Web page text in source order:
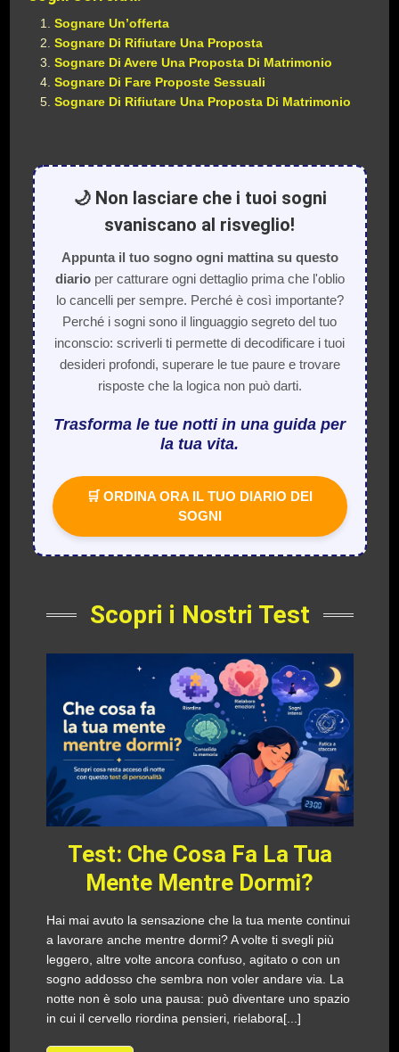
Sognare Un’offerta
Sognare Di Rifiutare Una Proposta
Sognare Di Avere Una Proposta Di Matrimonio
Sognare Di Fare Proposte Sessuali
Sognare Di Rifiutare Una Proposta Di Matrimonio
🌙 Non lasciare che i tuoi sogni
svaniscano al risveglio!
Appunta il tuo sogno ogni mattina su questo
diarioper catturare ogni dettaglio prima che l'oblio
lo cancelli per sempre. Perché è così importante?
Perché i sogni sono il linguaggio segreto del tuo
inconscio: scriverli ti permette di decodificare i tuoi
desideri profondi, superare le tue paure e trovare
risposte che la logica non può darti.
Trasforma le tue notti in una guida per
la tua vita.
🛒 ORDINA ORA IL TUO DIARIO DEI
SOGNI
Scopri i Nostri Test
Test: Che Cosa Fa La Tua
Mente Mentre Dormi?
Hai mai avuto la sensazione che la tua mente continui
a lavorare anche mentre dormi? A volte ti svegli più
leggero, altre volte ancora confuso, agitato o con un
sogno addosso che sembra non voler andare via. La
notte non è solo una pausa: può diventare uno spazio
in cui il cervello riordina pensieri, rielabora[...]